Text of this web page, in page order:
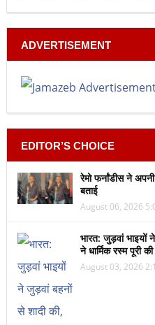
ADVERTISEMENT
EDITOR’S CHOICE
रेमो फर्नांडीस ने
बताई
August 06, 2026
भारत: जुड़वां भाइयों
ने धार्मिक रस्म पूरी की
August 03, 2026